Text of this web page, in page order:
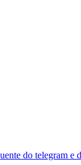
do telegram e